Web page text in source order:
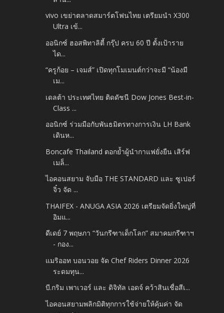
vivo เขย่าตลาดสมาร์ตโฟนไทย เตรียมนำ X300
Ultra เข้...
ออนิกซ์ ฮอสพิทาลิตี้ กรุ๊ป ครบ 60 ปี ตั้งเป้าราย
ได...
“ครูก้อย – เจมส์” เปิดทุกโมเมนต์กว่าจะมี “น้องมี
เม...
เดลต้า ประเทศไทย ติดดัชนี Dow Jones Best-in-
Class ...
ออนิกซ์ ร่วมมือกับพันธมิตรทางการเงิน LH Bank
เดินห...
Boncafe Thailand ตอกย้ำผู้นำกาแฟยั่งยืน เสิร์ฟ
เมล็...
ไอคอนสยาม จับมือ THE STANDARD และ ซูเปอร์
จิ๋ว จัด ...
THAIFEX - ANUGA ASIA 2026 เตรียมจัดยิ่งใหญ่ที่
อิมแ...
ดีเดย์ 7 พฤษภา “วันกรีฑาเด็กโลก” สมาคมกรีฑาฯ
- กอง...
แมริออท บอนวอย จัด Chef Riders Dinner 2026
ระดมทุน...
บี.กริม เพาเวอร์ และ ดิจิทัล เอดจ์ คว้าสินเชื่อสีเ...
ไอคอนสยามพลิกมิติทุกการใช้จ่ายให้คุ้มค่า จัด